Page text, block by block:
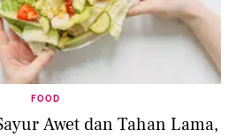
FOOD
Awet dan Tahan Lama,